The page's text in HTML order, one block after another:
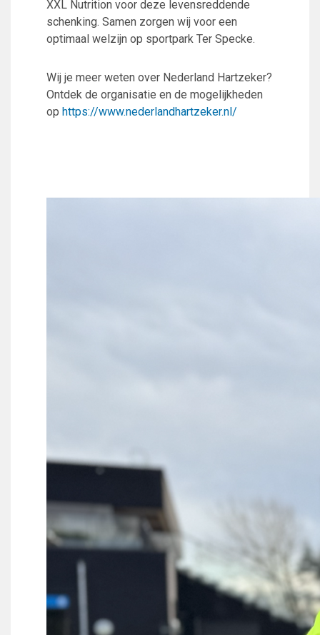
XXL Nutrition voor deze levensreddende
schenking. Samen zorgen wij voor een
optimaal welzijn op sportpark Ter Specke.
Wij je meer weten over Nederland Hartzeker?
Ontdek de organisatie en de mogelijkheden
op https://www.nederlandhartzeker.nl/